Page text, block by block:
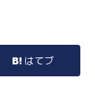
はてブ